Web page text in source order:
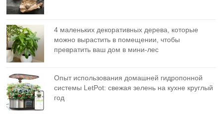
4 маленьких декоративных дерева, которые
можно вырастить в помещении, чтобы
превратить ваш дом в мини-лес
Опыт использования домашней гидропонной
системы LetPot: свежая зелень на кухне круглый
год